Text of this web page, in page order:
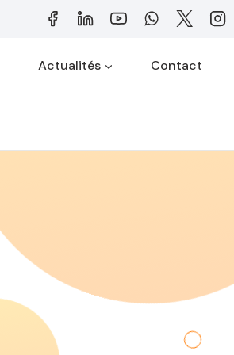
Actualités Contact